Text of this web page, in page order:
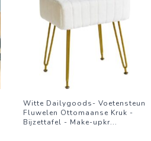
Witte Dailygoods- Voetensteun
Fluwelen Ottomaanse Kruk -
Bijzettafel - Make-upkr...